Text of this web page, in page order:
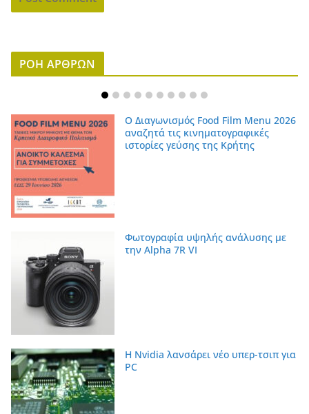
ΡΟΗ ΑΡΘΡΩΝ
Ο Διαγωνισμός Food Film Menu 2026
αναζητά τις κινηματογραφικές
ιστορίες γεύσης της Κρήτης
Φωτογραφία υψηλής ανάλυσης με
την Alpha 7R VI
Η Nvidia λανσάρει νέο υπερ-τσιπ για
PC